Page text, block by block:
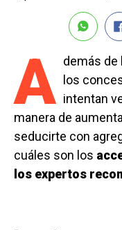
A demás
los
intentan
manera de
seducirte con
cuáles son los
los expertos